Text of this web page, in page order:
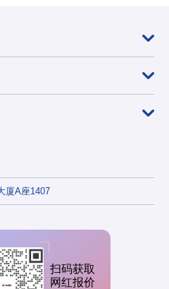
厦A座1407
扫码获取
网红报价